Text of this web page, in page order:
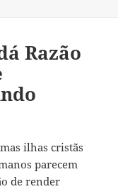
Razão
ilhas cristãs
parecem
de render